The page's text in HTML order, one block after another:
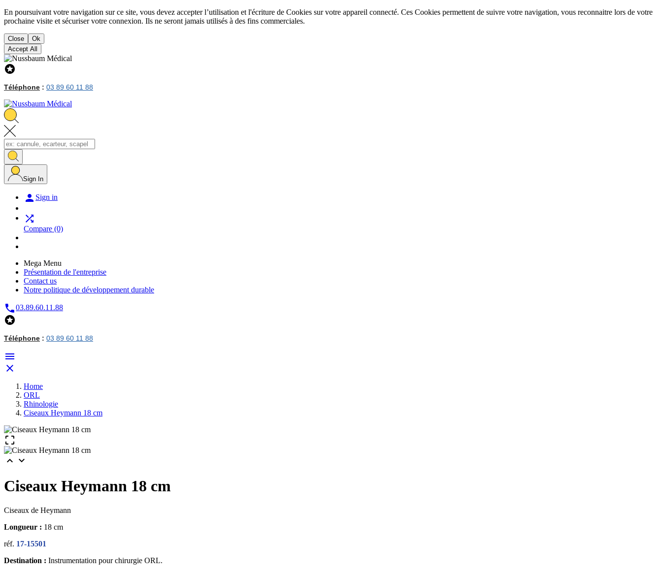
En poursuivant votre navigation sur ce site, vous devez accepter l’utilisation et l'écriture de Cookies sur votre appareil connecté. Ces Cookies permettent de suivre votre navigation, vous reconnaitre lors de votre
prochaine visite et sécuriser votre connexion. Ils ne seront jamais utilisés à des fins commerciales.
Close
Ok
Accept All

Téléphone : 03 89 60 11 88
Sign In
 Sign in

Compare (0)
Mega Menu
Présentation de l'entreprise
Contact us
Notre politique de développement durable
03.89.60.11.88

Téléphone : 03 89 60 11 88


Home
ORL
Rhinologie
Ciseaux Heymann 18 cm

 
Ciseaux Heymann 18 cm
Ciseaux de Heymann
Longueur : 18 cm
réf. 17-15501
Destination : Instrumentation pour chirurgie ORL.